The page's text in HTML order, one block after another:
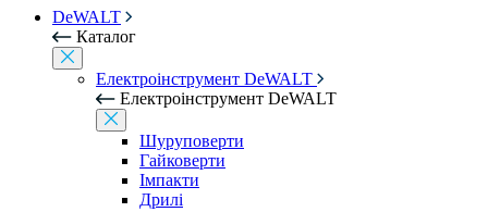
DeWALT
Каталог
Електроінструмент DeWALT
Електроінструмент DeWALT
Шуруповерти
Гайковерти
Імпакти
Дрилі